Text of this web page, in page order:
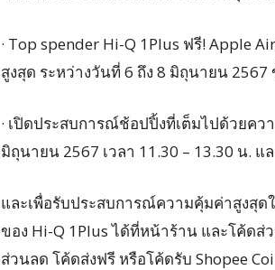
· Top spender Hi-Q 1Plus ฟรี! Apple
สูงสุด ระหว่างวันที่ 6 ถึง 8 มิถุนายน
· เปิดประสบการณ์ช้อปปิ้งที่เต็มไปด้วยคว
มิถุนายน 2567 เวลา 11.30 – 13.30 น. แ
และเพื่อรับประสบการณ์ความคุ้มค่าสูงสุด
ของ Hi-Q 1Plus ได้ที่หน้าร้าน และโค้ด
ส่วนลด โค้ดส่งฟรี หรือโค้ดรับ Shopee